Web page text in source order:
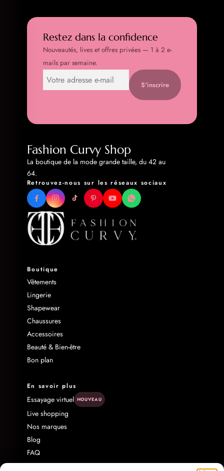
Restez dans la confidence
Nouveautés, lives et offres privées — 1 à 2 e-
mails par semaine.
S'inscrire
Fashion Curvy Shop
La boutique de la mode grande taille, du 42 au
64.
Retrouvez-nous sur les réseaux sociaux
Boutique
Vêtements
Lingerie
Shapewear
Chaussures
Accessoires
Beauté & Bien-être
Bon plan
En savoir plus
Essayage virtuel NOUVEAU
Live shopping
Nos marques
Blog
FAQ
Livraison & Retour